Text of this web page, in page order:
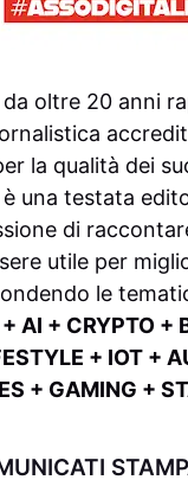
da oltre 20 anni
la qualità dei
è una testata
di
utile per
le
AI + CRYPTO +
+ IOT +
+ GAMING +